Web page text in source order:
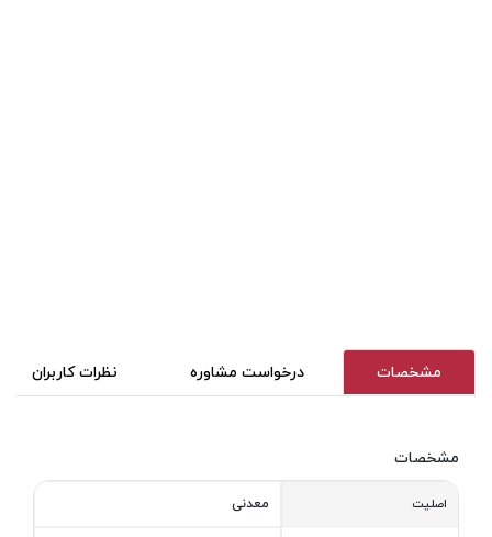
مشخصات درخواست مشاوره نظرات کاربران
مشخصات
اصلیت معدنی